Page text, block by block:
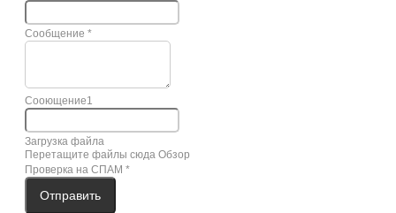
Сообщение *
Сооющение1
Загрузка файла
Перетащите файлы сюда Обзор
Проверка на СПАМ *
Отправить